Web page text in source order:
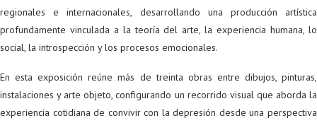
regionales e internacionales, desarrollando una producción artística
profundamente vinculada a la teoría del arte, la experiencia humana, lo
social, la introspección y los procesos emocionales.
En esta exposición reúne más de treinta obras entre dibujos, pinturas,
instalaciones y arte objeto, configurando un recorrido visual que aborda la
experiencia cotidiana de convivir con la depresión desde una perspectiva